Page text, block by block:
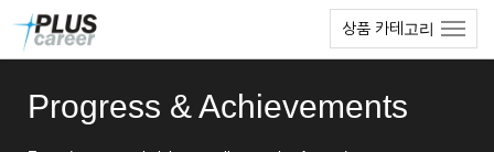
상품 카테고리
Progress & Achievements